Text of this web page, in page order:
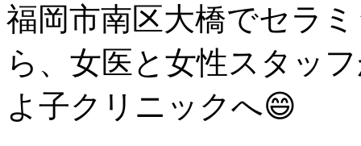
福岡市南区大橋でセラ
ら、女医と女性スタッ
よ子クリニックへ😄